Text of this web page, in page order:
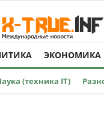
ЭКОНОМИКА
(техника IT)